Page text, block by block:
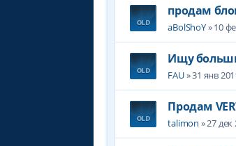
продам
aBolShoY» 10
Ищу
FAU» 31 янв
Продам
talimon » 27 дек